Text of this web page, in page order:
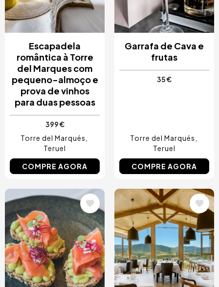
Escapadela
romântica à Torre
del Marques com
pequeno-almoço e
prova de vinhos
para duas pessoas
399 €
Torre del Marqués
Teruel
COMPRE AGORA
Garrafa de Cava e
frutas
35 €
Torre del Marqués
Teruel
COMPRE AGORA
Imagem Imagem